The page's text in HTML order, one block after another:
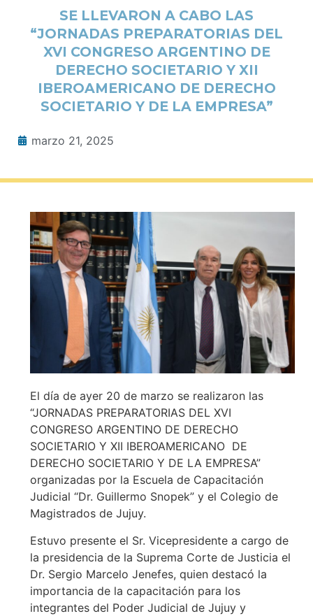
SE LLEVARON A CABO LAS
“JORNADAS PREPARATORIAS DEL
XVI CONGRESO ARGENTINO DE
DERECHO SOCIETARIO Y XII
IBEROAMERICANO DE DERECHO
SOCIETARIO Y DE LA EMPRESA”
marzo 21, 2025
El día de ayer 20 de marzo se realizaron las
“JORNADAS PREPARATORIAS DEL XVI
CONGRESO ARGENTINO DE DERECHO
SOCIETARIO Y XII IBEROAMERICANO DE
DERECHO SOCIETARIO Y DE LA EMPRESA”
organizadas por la Escuela de Capacitación
Judicial “Dr. Guillermo Snopek” y el Colegio de
Magistrados de Jujuy.
Estuvo presente el Sr. Vicepresidente a cargo de
la presidencia de la Suprema Corte de Justicia el
Dr. Sergio Marcelo Jenefes, quien destacó la
importancia de la capacitación para los
integrantes del Poder Judicial de Jujuy y